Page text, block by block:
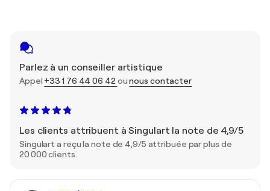
Parlez à un conseiller artistique
Appel +33 1 76 44 06 42ounous contacter
Les clients attribuent à Singulart la note de 4,9/5
Singulart a reçu la note de 4,9/5 attribuée par plus de
20 000 clients.